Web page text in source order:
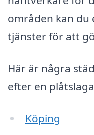
områden kan du
tjänster för att
Här är några
efter en
Köping